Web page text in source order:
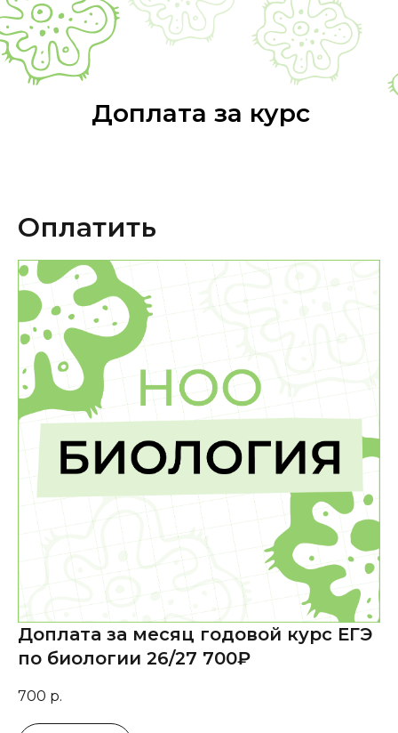
Доплата за курс
Оплатить
Доплата за месяц годовой курс ЕГЭ
по биологии 26/27 700₽
700 р.